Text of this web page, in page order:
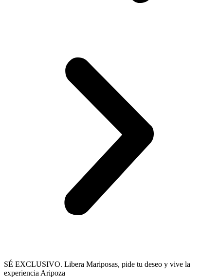
SÉ EXCLUSIVO. Libera Mariposas, pide tu deseo y vive la
experiencia Aripoza